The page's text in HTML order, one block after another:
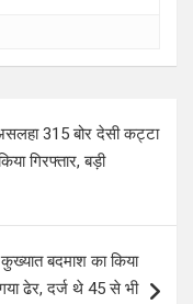
315 बोर देसी कट्टा
गिरफ्तार, बड़ी
बदमाश का किया
ढेर, दर्ज थे 45 से भी